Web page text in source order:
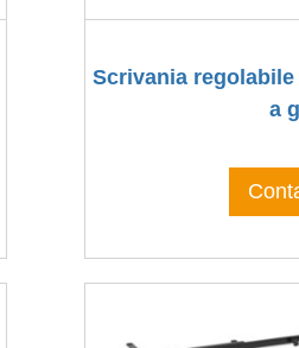
Scrivania
a